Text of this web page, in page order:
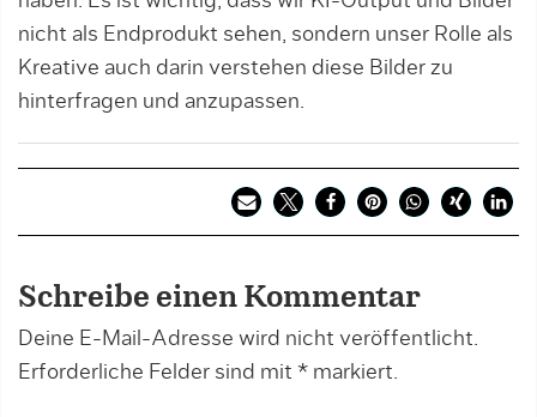
nicht als Endprodukt sehen, sondern unser Rolle als
Kreative auch darin verstehen diese Bilder zu
hinterfragen und anzupassen.
Schreibe einen Kommentar
Deine E-Mail-Adresse wird nicht veröffentlicht.
Erforderliche Felder sind mit * markiert.